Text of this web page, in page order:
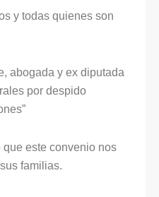
y todas quienes son
abogada y ex diputada
por despido
este convenio nos
familias.